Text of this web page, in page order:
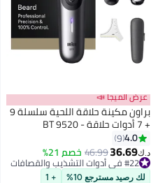
عرض الميجا 📣
براون مكينة حلاقة اللحية سلسلة 9
+ 7 أدوات حلاقة - BT 9520
4.0
9
د.ك‏36.69
46.99خصم 21%
#22 في أدوات التشذيب والقصافات
#22 في أدوات التشذيب والقصافات
لك رصيد مسترجع 10% + 1